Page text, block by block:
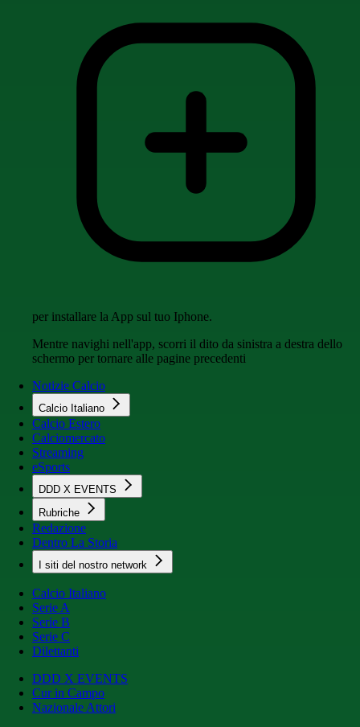
per installare la App sul tuo Iphone.
Mentre navighi nell'app, scorri il dito da sinistra a destra dello
schermo per tornare alle pagine precedenti
Notizie Calcio
Calcio Italiano
Calcio Estero
Calciomercato
Streaming
eSports
DDD X EVENTS
Rubriche
Redazione
Dentro La Storia
I siti del nostro network
Calcio Italiano
Serie A
Serie B
Serie C
Dilettanti
DDD X EVENTS
Cur in Campo
Nazionale Attori